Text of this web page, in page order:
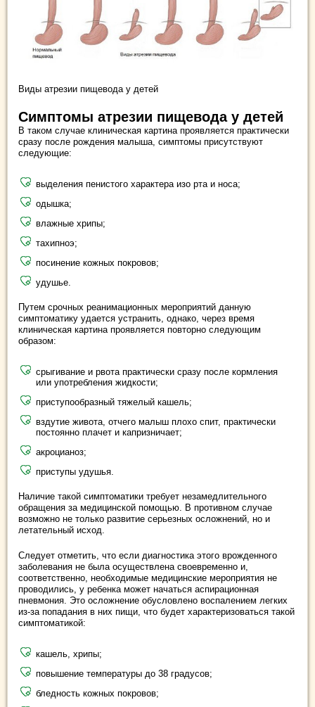
Виды атрезии пищевода у детей
Симптомы атрезии пищевода у детей
В таком случае клиническая картина проявляется практически
сразу после рождения малыша, симптомы присутствуют
следующие:
выделения пенистого характера изо рта и носа;
одышка;
влажные хрипы;
тахипноэ;
посинение кожных покровов;
удушье.
Путем срочных реанимационных мероприятий данную
симптоматику удается устранить, однако, через время
клиническая картина проявляется повторно следующим
образом:
срыгивание и рвота практически сразу после кормления
или употребления жидкости;
приступообразный тяжелый кашель;
вздутие живота, отчего малыш плохо спит, практически
постоянно плачет и капризничает;
акроцианоз;
приступы удушья.
Наличие такой симптоматики требует незамедлительного
обращения за медицинской помощью. В противном случае
возможно не только развитие серьезных осложнений, но и
летательный исход.
Следует отметить, что если диагностика этого врожденного
заболевания не была осуществлена своевременно и,
соответственно, необходимые медицинские мероприятия не
проводились, у ребенка может начаться аспирационная
пневмония. Это осложнение обусловлено воспалением легких
из-за попадания в них пищи, что будет характеризоваться такой
симптоматикой:
кашель, хрипы;
повышение температуры до 38 градусов;
бледность кожных покровов;